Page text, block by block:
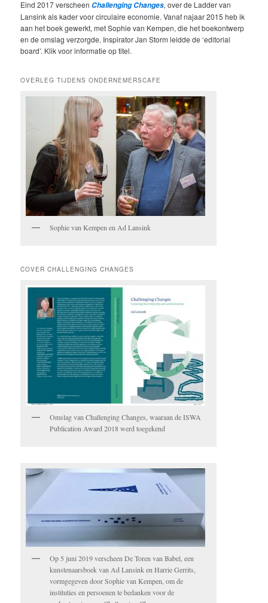
Eind 2017 verscheen Challenging Changes, over de Ladder van
Lansink als kader voor circulaire economie. Vanaf najaar 2015 heb ik
aan het boek gewerkt, met Sophie van Kempen, die het boekontwerp
en de omslag verzorgde. Inspirator Jan Storm leidde de ‘editorial
board’. Klik voor informatie op titel.
OVERLEG TIJDENS ONDERNEMERSCAFE
Sophie van Kempen en Ad Lansink
COVER CHALLENGING CHANGES
Omslag van Challenging Changes, waaraan de ISWA
Publication Award 2018 werd toegekend
Op 5 juni 2019 verscheen De Toren van Babel, een
kunstenaarsboek van Ad Lansink en Harrie Gerrits,
vormgegeven door Sophie van Kempen, om de
instituties en persoenen te bedanken voor de